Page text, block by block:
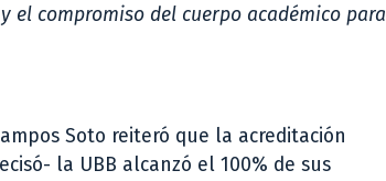
el compromiso del cuerpo académico para
Soto reiteró que la acreditación
la UBB alcanzó el 100% de sus